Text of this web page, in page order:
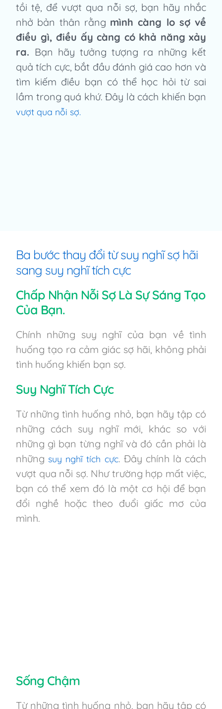
tồi tệ, để vượt qua nỗi sợ, bạn hãy nhắc
nhở bản thân rằng mình càng lo sợ về
điều gì, điều ấy càng có khả năng xảy
ra. Bạn hãy tưởng tượng ra những kết
quả tích cực, bắt đầu đánh giá cao hơn và
tìm kiếm điều bạn có thể học hỏi từ sai
lầm trong quá khứ. Đây là cách khiến bạn
vượt qua nỗi sợ.
Ba bước thay đổi từ suy nghĩ sợ hãi
sang suy nghĩ tích cực
Chấp Nhận Nỗi Sợ Là Sự Sáng Tạo
Của Bạn.
Chính những suy nghĩ của bạn về tình
huống tạo ra cảm giác sợ hãi, không phải
tình huống khiến bạn sợ.
Suy Nghĩ Tích Cực
Từ những tình huống nhỏ, bạn hãy tập có
những cách suy nghĩ mới, khác so với
những gì bạn từng nghĩ và đó cần phải là
nhữngsuy nghĩ tích cực. Đây chính là cách
vượt qua nỗi sợ. Như trường hợp mất việc,
bạn có thể xem đó là một cơ hội để bạn
đổi nghề hoặc theo đuổi giấc mơ của
mình.
Sống Chậm
Từ những tình huống nhỏ, bạn hãy tập có